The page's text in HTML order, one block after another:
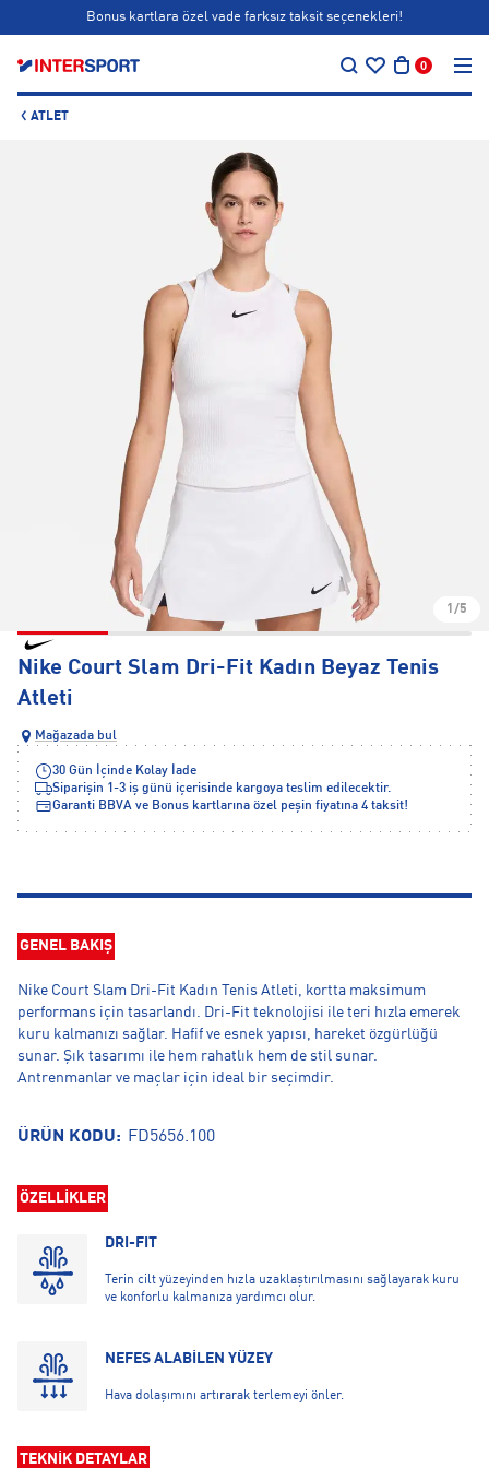
Bonus kartlara özel vade farksız taksit seçenekleri!
0
ATLET
1/5
Nike Court Slam Dri-Fit Kadın Beyaz Tenis
Atleti
Mağazada bul
30 Gün İçinde Kolay İade
Siparişin 1-3 iş günü içerisinde kargoya teslim edilecektir.
Garanti BBVA ve Bonus kartlarına özel peşin fiyatına 4 taksit!
GENEL BAKIŞ
Nike Court Slam Dri-Fit Kadın Tenis Atleti, kortta maksimum
performans için tasarlandı. Dri-Fit teknolojisi ile teri hızla emerek
kuru kalmanızı sağlar. Hafif ve esnek yapısı, hareket özgürlüğü
sunar. Şık tasarımı ile hem rahatlık hem de stil sunar.
Antrenmanlar ve maçlar için ideal bir seçimdir.
ÜRÜN KODU: FD5656.100
ÖZELLİKLER
DRI-FIT
Terin cilt yüzeyinden hızla uzaklaştırılmasını sağlayarak kuru
ve konforlu kalmanıza yardımcı olur.
NEFES ALABİLEN YÜZEY
Hava dolaşımını artırarak terlemeyi önler.
TEKNİK DETAYLAR